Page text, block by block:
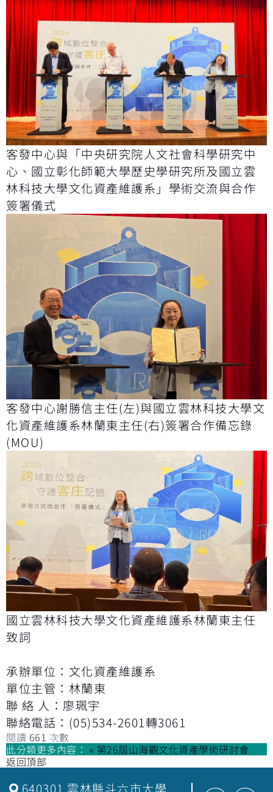
客發中心與「中央研究院人文社會科學研究中
心、國立彰化師範大學歷史學研究所及國立雲
林科技大學文化資產維護系」學術交流與合作
簽署儀式
客發中心謝勝信主任(左)與國立雲林科技大學文
化資產維護系林蘭東主任(右)簽署合作備忘錄
(MOU)
國立雲林科技大學文化資產維護系林蘭東主任
致詞
承辦單位：文化資產維護系
單位主管：林蘭東
聯 絡 人：廖珮宇
聯絡電話：(05)534-2601轉3061
閱讀 661 次數
此分類更多內容： « 第26屆山海觀文化資產學術研討會
返回頂部
640301 雲林縣斗六市大學